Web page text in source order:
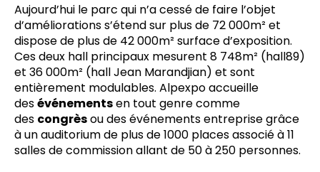
Aujourd’hui le parc qui n’a cessé de faire l’objet
d’améliorations s’étend sur plus de 72 000m² et
dispose de plus de 42 000m² surface d’exposition.
Ces deux hall principaux mesurent 8 748m² (hall89)
et 36 000m² (hall Jean Marandjian) et sont
entièrement modulables. Alpexpo accueille
desévénementsen tout genre comme
des congrèsou des événements entreprise grâce
à un auditorium de plus de 1000 places associé à 11
salles de commission allant de 50 à 250 personnes.